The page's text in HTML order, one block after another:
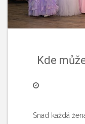
Kde
Snad každá